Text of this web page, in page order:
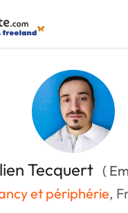
Tecquert (
et périphérie,